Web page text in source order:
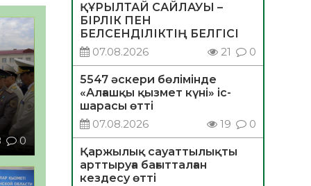
0
ҚҰРЫЛТАЙ САЙЛАУЫ –
БІРЛІК ПЕН
БЕЛСЕНДІЛІКТІҢ БЕЛГІСІ
07.08.2026
21 0
5547 әскери бөлімінде
«Алғашқы қызмет күні» іс-
шарасы өтті
07.08.2026
19 0
Қаржылық сауаттылықты
арттыруға бағытталған
кездесу өтті